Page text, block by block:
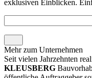
exklusiven Einblicken.
Mehr zum Unternehmen
Seit vielen Jahrzehnten
KLEUSBERG